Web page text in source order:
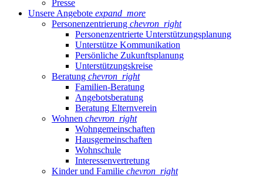
Presse
Unsere Angebote expand_more
Personenzentrierung chevron_right
Personenzentrierte Unterstützungsplanung
Unterstütze Kommunikation
Persönliche Zukunftsplanung
Unterstützungskreise
Beratung chevron_right
Familien-Beratung
Angebotsberatung
Beratung Elternverein
Wohnen chevron_right
Wohngemeinschaften
Hausgemeinschaften
Wohnschule
Interessenvertretung
Kinder und Familie chevron_right